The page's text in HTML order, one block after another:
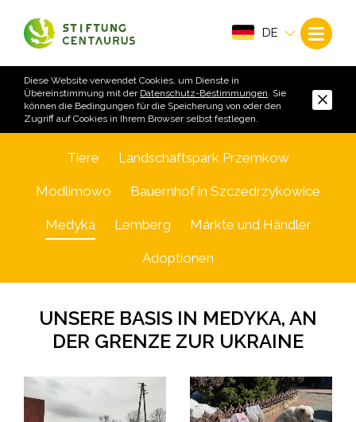
DE
Diese Website verwendet Cookies, um Dienste in
Übereinstimmung mit der Datenschutz-Bestimmungen. Sie
können die Bedingungen für die Speicherung von oder den
Zugriff auf Cookies in Ihrem Browser selbst festlegen.
Tiere Landschaftspark Przemkow
Modlimowo Bauernhof in Szczedrzykowice
Medyka Lemberg Märkte und Händler
Adoptionen
UNSERE BASIS IN MEDYKA, AN
DER GRENZE ZUR UKRAINE